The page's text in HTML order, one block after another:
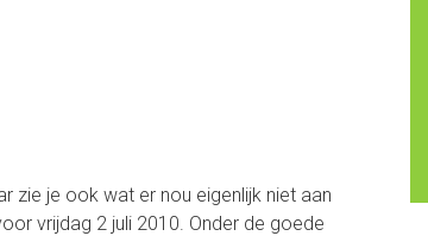
zie je ook wat er nou eigenlijk niet aan
vrijdag 2 juli 2010. Onder de goede